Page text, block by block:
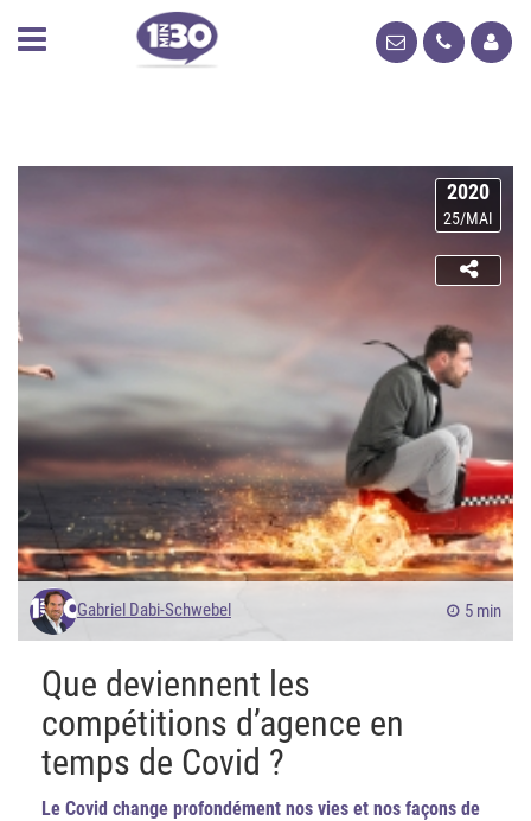
2020
25/MAI
Gabriel Dabi-Schwebel 5 min
Que deviennent les
compétitions d’agence en
temps de Covid ?
Le Covid change profondément nos vies et nos façons de